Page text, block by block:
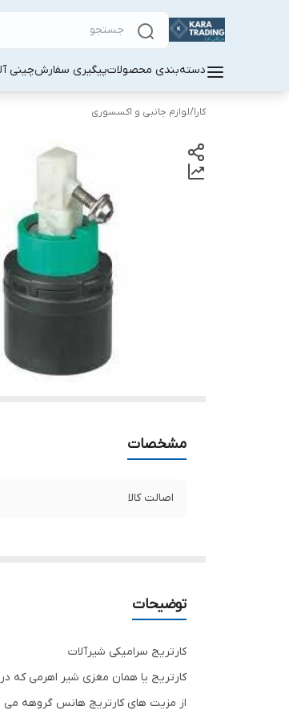
دسته‌بندی محصولاتپیگیری سفارشچینی
کارا/لوازم جانبی و اکسسوری
مشخصات
اصالت کالا
توضیحات
کارتریج سرامیکی شیرآلات
کارتریج یا همان مغزی شیر اهرمی که
از مزیت های کارتریج هانس گروهه می